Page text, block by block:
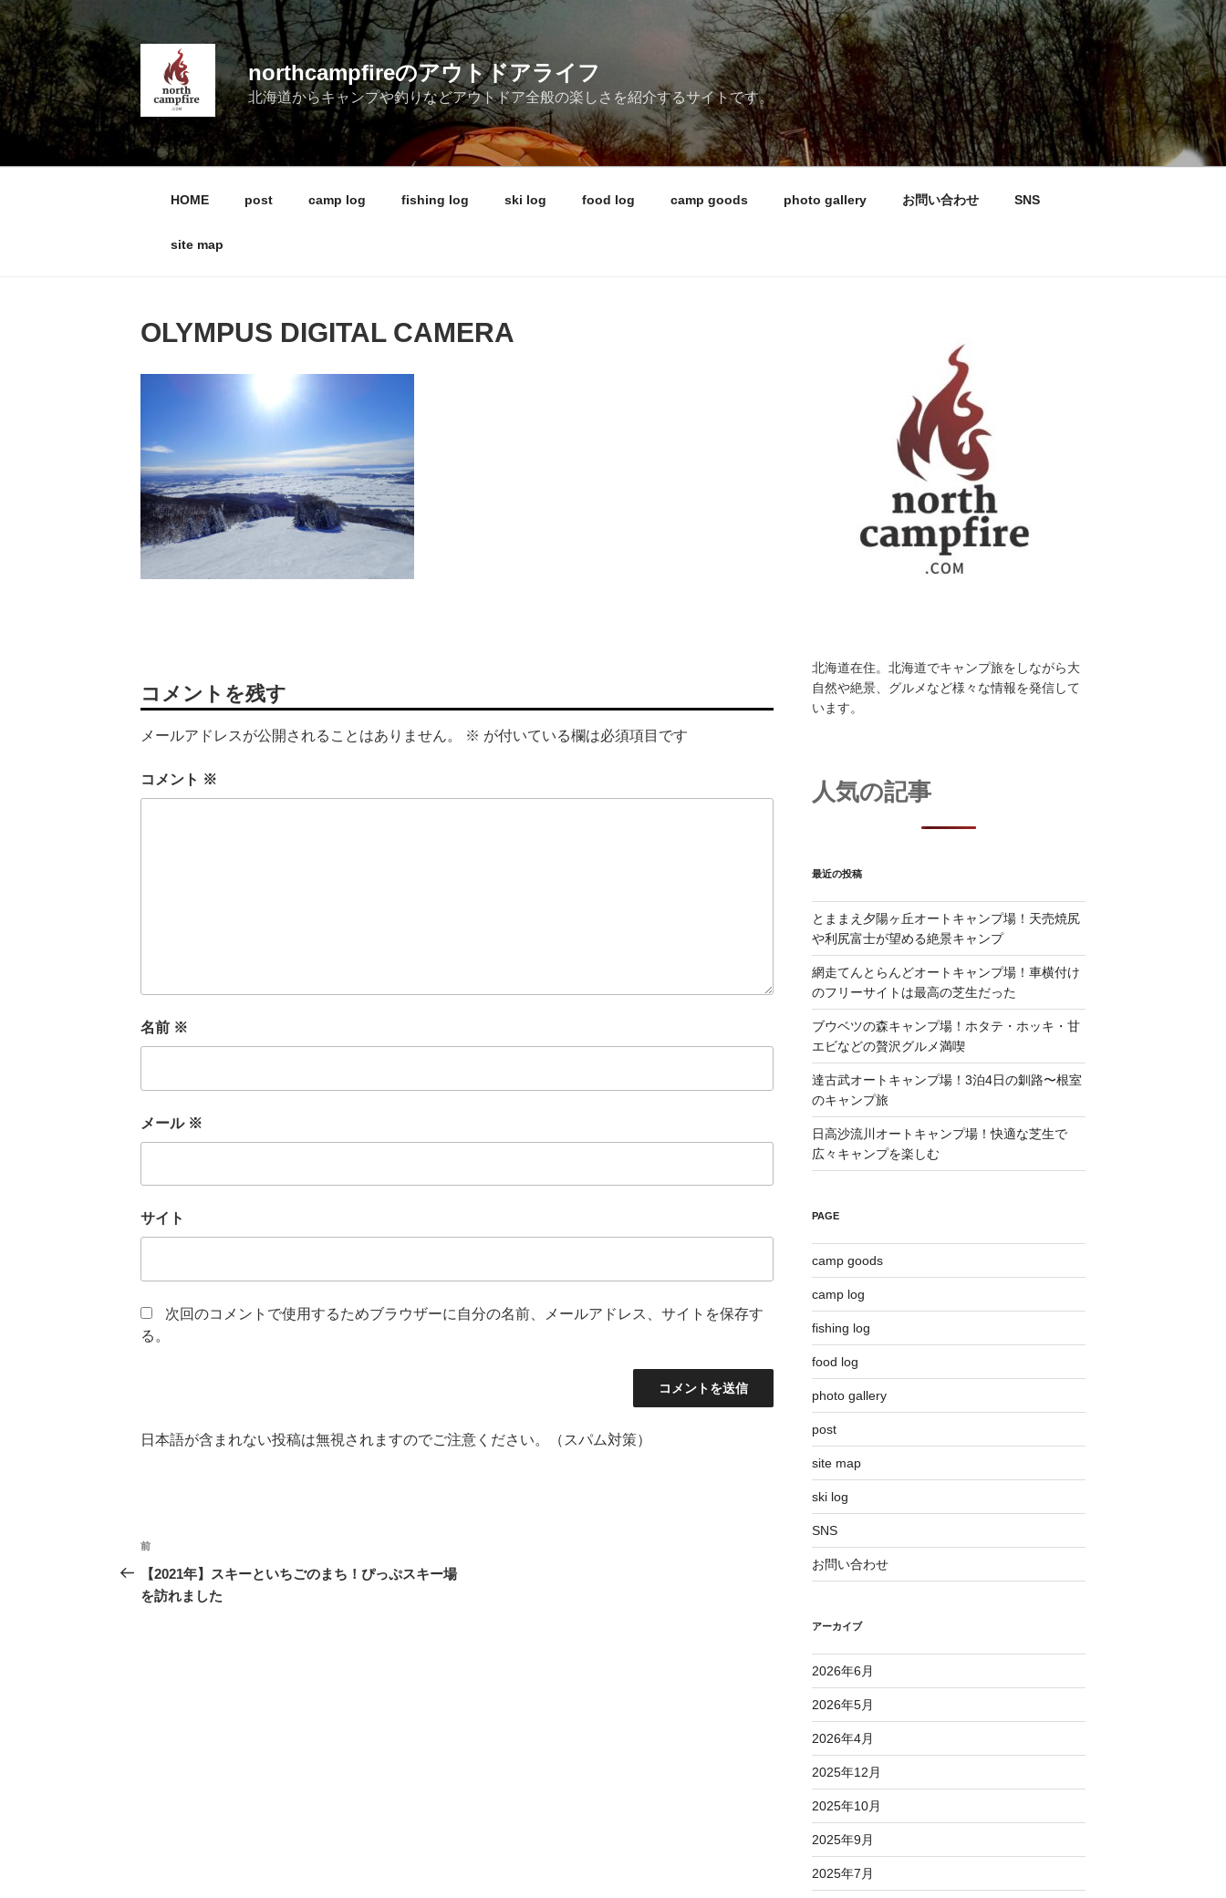
コ
ン
テ
ン
ツ
へ
キ
northcampfireのアウトドアライフ
北海道からキャンプや釣りなどアウトドア全般の楽しさを紹介するサイトです。
HOME post camp log fishing log ski log food log camp goods photo gallery お問い合わせ SNS
site map
OLYMPUS DIGITAL CAMERA
コメントを残す
メールアドレスが公開されることはありません。 ※ が付いている欄は必須項目です
コメント ※
名前 ※
メール ※
サイト
次回のコメントで使用するためブラウザーに自分の名前、メールアドレス、サイトを保存す
る。
日本語が含まれない投稿は無視されますのでご注意ください。（スパム対策）
投
稿
ナ
前
の
投
前
【2021年】スキーといちごのまち！ぴっぷスキー場
を訪れました
北海道在住。北海道でキャンプ旅をしながら大
自然や絶景、グルメなど様々な情報を発信して
います。
人気の記事
最近の投稿
とままえ夕陽ヶ丘オートキャンプ場！天売焼尻
や利尻富士が望める絶景キャンプ
網走てんとらんどオートキャンプ場！車横付け
のフリーサイトは最高の芝生だった
ブウベツの森キャンプ場！ホタテ・ホッキ・甘
エビなどの贅沢グルメ満喫
達古武オートキャンプ場！3泊4日の釧路〜根室
のキャンプ旅
日高沙流川オートキャンプ場！快適な芝生で
広々キャンプを楽しむ
PAGE
camp goods
camp log
fishing log
food log
photo gallery
post
site map
ski log
SNS
お問い合わせ
アーカイブ
2026年6月
2026年5月
2026年4月
2025年12月
2025年10月
2025年9月
2025年7月